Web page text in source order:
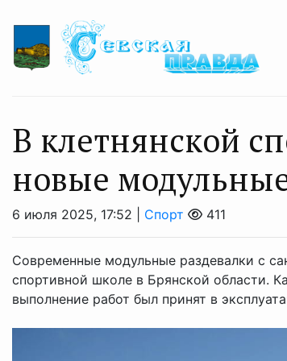
В клетнянской
новые
6 июля 2025, 17:52 | Спорт 411
Современные модульные раздевалки с
спортивной школе в Брянской области.
выполнение работ был принят в